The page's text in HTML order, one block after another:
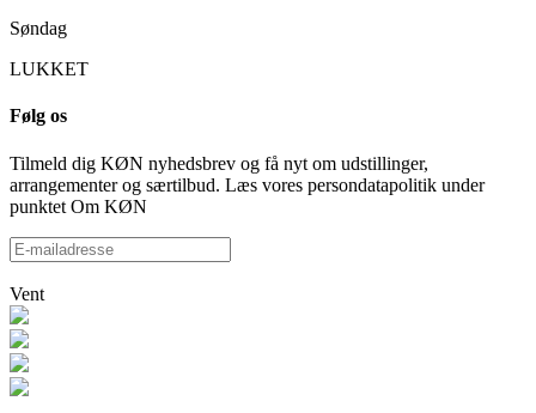
Søndag
LUKKET
Følg os
Tilmeld dig KØN nyhedsbrev og få nyt om udstillinger,
arrangementer og særtilbud. Læs vores persondatapolitik under
punktet Om KØN
Vent